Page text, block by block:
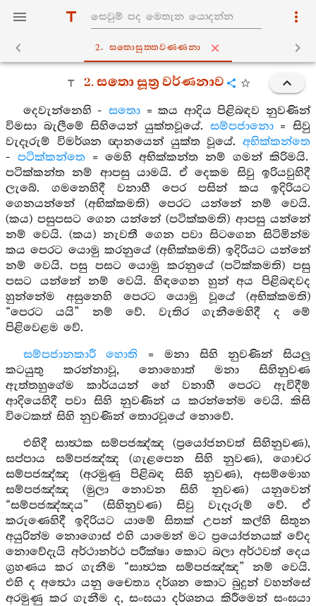
2. සතොසුත‍්තවණ‍්ණනා
2. සතො සූත්‍ර වර්ණනාව
දෙවැන්නෙහි - සතො = කය ආදිය පිළිබඳව නුවණින්
විමසා බැලීමේ සිහියෙන් යුක්තවූයේ. සම්පජානො= සිවු
වැදෑරුම් විමර්ශන ඥානයෙන් යුක්ත වූයේ. අභික්කන්තෙ
- පටික්කන්තෙ = මෙහි අභික්කන්ත නම් ගමන් කිරිමයි.
පටික්කන්ත නම් ආපසු යාමයි. ඒ දෙකම සිවු ඉරියවුහිදී
ලැබේ. ගමනෙහිදී වනාහී පෙර පසින් කය ඉදිරියට
ගෙනයන්නේ (අභික්කමති) පෙරට යන්නේ නම් වෙයි.
(කය) පසුපසට ගෙන යන්නේ (පටික්කමති) ආපසු යන්නේ
නම් වෙයි. (කය) නැවතී ගෙන පවා සිටගෙන සිටිමින්ම
කය පෙරට යොමු කරනුයේ (අභික්කමති) ඉදිරියට යන්නේ
නම් වෙයි. පසු පසට යොමු කරනුයේ (පටික්කමති) පසු
පසට යන්නේ නම් වෙයි. හිඳගෙන හුන් අය පිළිබඳවද
හුන්නේම අසුනෙහි පෙරට යොමු වූයේ (අභික්කමති)
“පෙරට යයි” නම් වේ. වැතිර ගැනීමෙහිදී ද මේ
පිළිවෙළම වේ.
සම්පජානකාරී හොති = මනා සිහි නුවණින් සියලු
කටයුතු කරන්නාවූ, නොහොත් මනා සිහිනුවණ
ඇත්තහුගේම කාර්යයන් හේ වනාහී පෙරට ඇවිදීම්
ආදියෙහිදී පවා සිහි නුවණින් ය කරන්නේම වෙයි. කිසි
විටෙකත් සිහි නුවණින් තොරවූයේ නොවේ.
එහිදී සාත්‍ථක සම්පජඤ්ඤ (ප්‍රයෝජනවත් සිහිනුවණ),
සප්පාය සම්පජඤ්ඤ (ගැළපෙන සිහි නුවණ), ගොචර
සම්පජඤ්ඤ (අරමුණු පිළිබඳ සිහි නුවණ), අසම්මොහ
සම්පජඤ්ඤ (මුලා නොවන සිහි නුවණ) යනුවෙන්
“සම්පජඤ්ඤය” (සිහිනුවණ) සිවු වැදෑරුම් වේ. ඒ
කරුණෙහිදී ඉදිරියට යාමේ සිතක් උපන් කල්හි සිතුන
අයුරින්ම නොගොස් එහි යාමෙන් මට ප්‍රයෝජනයක් වේද
නොවේදැයි අර්ථානර්ථ පරීක්ෂා කොට බලා අර්ථවත් දෙය
ග්‍රහණය කර ගැනීම “සාත්‍ථක සම්පජඤ්ඤ” නම් වෙයි.
එහි ද අත්‍ථො යනු චෛත්‍ය දර්ශන කොට බුදුන් වහන්සේ
අරමුණු කර ගැනීම ද, සංඝයා දර්ශනය කිරීමෙන් සංඝයා